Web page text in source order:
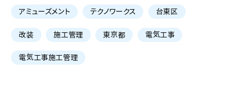
アミューズメント テクノワークス 台東区
改装 施工管理 東京都 電気工事
電気工事施工管理